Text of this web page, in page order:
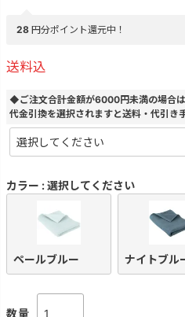
28 円分ポイント還元中！
送料込
◆ご注文合計金額が6000円未満の場合は
代金引換を選択されますと送料・代引き
カラー 選択してください
ペールブルー ナイトブル